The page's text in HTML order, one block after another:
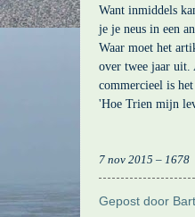
Want inmiddels
je je neus in een
Waar moet het
over twee jaar uit.
commercieel is
'Hoe Trien mijn
7 nov 2015 – 1678
Gepost door